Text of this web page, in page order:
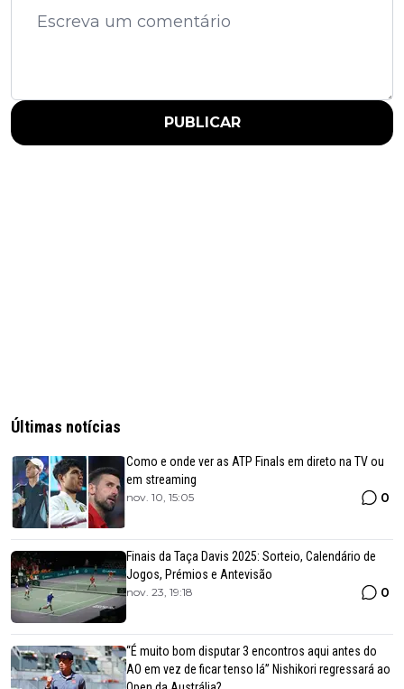
PUBLICAR
Últimas notícias
Como e onde ver as ATP Finals em direto na TV ou
em streaming
nov. 10, 15:05 0
Finais da Taça Davis 2025: Sorteio, Calendário de
Jogos, Prémios e Antevisão
nov. 23, 19:18 0
“É muito bom disputar 3 encontros aqui antes do
AO em vez de ficar tenso lá” Nishikori regressará ao